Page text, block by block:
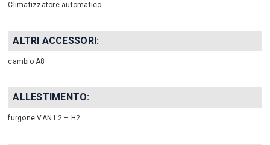
Climatizzatore automatico
ALTRI ACCESSORI:
cambio A8
ALLESTIMENTO:
furgone VAN L2 – H2